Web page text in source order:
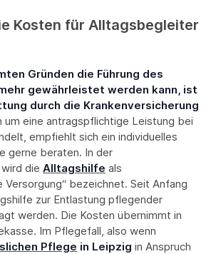
Kosten für Alltagsbegleiter
Gründen die Führung des
gewährleistet werden kann, ist
durch die Krankenversicherung
um eine antragspflichtige Leistung bei
empfiehlt sich ein individuelles
gerne beraten. In der
die Alltagshilfe als
Versorgung“ bezeichnet. Seit Anfang
zur Entlastung pflegender
werden. Die Kosten übernimmt in
Im Pflegefall, also wenn
Pflege in Leipzig in Anspruch